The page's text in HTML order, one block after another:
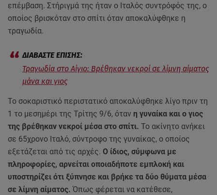
επέμβαση. Στήριγμά της ήταν ο Ιταλός συντρόφός της, ο
οποίος βρισκόταν στο σπίτι όταν αποκαλύφθηκε η
τραγωδία.
Τραγωδία στο Αίγιο: Βρέθηκαν νεκροί σε λίμνη αίματος
μάνα και γιος
Το σοκαριστικό περιστατικό αποκαλύφθηκε λίγο πριν τη
1 το μεσημέρι της Τρίτης 9/6, όταν η γυναίκα και ο γιος
της βρέθηκαν νεκροί μέσα στο σπίτι. Το ακίνητο ανήκει
σε 65χρονο Ιταλό, σύντροφο της γυναίκας, ο οποίος
εξετάζεται από τις αρχές. Ο ίδιος, σύμφωνα με
πληροφορίες, αρνείται οποιαδήποτε εμπλοκή και
υποστηρίζει ότι ξύπνησε και βρήκε τα δύο θύματα μέσα
σε λίμνη αίματος. Όπως φέρεται να κατέθεσε,